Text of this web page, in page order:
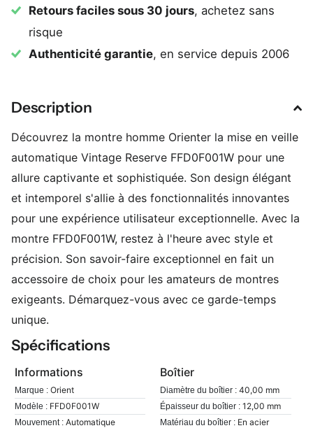
Retours faciles sous 30 jours, achetez sans
risque
Authenticité garantie, en service depuis 2006
Description
Découvrez la montre homme Orienter la mise en veille
automatique Vintage Reserve FFD0F001W pour une
allure captivante et sophistiquée. Son design élégant
et intemporel s'allie à des fonctionnalités innovantes
pour une expérience utilisateur exceptionnelle. Avec la
montre FFD0F001W, restez à l'heure avec style et
précision. Son savoir-faire exceptionnel en fait un
accessoire de choix pour les amateurs de montres
exigeants. Démarquez-vous avec ce garde-temps
unique.
Spécifications
Informations
Marque : Orient
Modèle : FFD0F001W
Mouvement : Automatique
Boîtier
Diamètre du boîtier : 40,00 mm
Épaisseur du boîtier : 12,00 mm
Matériau du boîtier : En acier